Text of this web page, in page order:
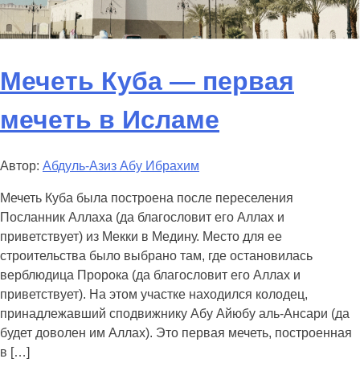
Мечеть Куба — первая
мечеть в Исламе
Автор: Абдуль-Азиз Абу Ибрахим
Мечеть Куба была построена после переселения
Посланник Аллаха (да благословит его Аллах и
приветствует) из Мекки в Медину. Место для ее
строительства было выбрано там, где остановилась
верблюдица Пророка (да благословит его Аллах и
приветствует). На этом участке находился колодец,
принадлежавший сподвижнику Абу Айюбу аль-Ансари (да
будет доволен им Аллах). Это первая мечеть, построенная
в […]